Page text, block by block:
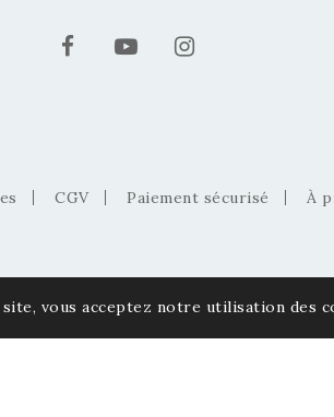
CGV Paiement sécurisé À
vous acceptez notre utilisation des